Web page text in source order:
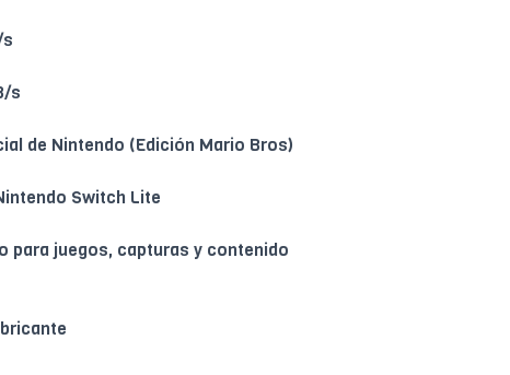
s
de Nintendo (Edición Mario Bros)
Switch Lite
para juegos, capturas y contenido